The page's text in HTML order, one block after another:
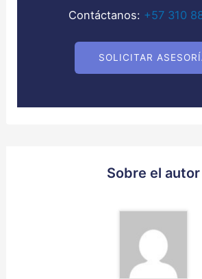
Contáctanos: +57 310
SOLICITAR
Sobre el autor